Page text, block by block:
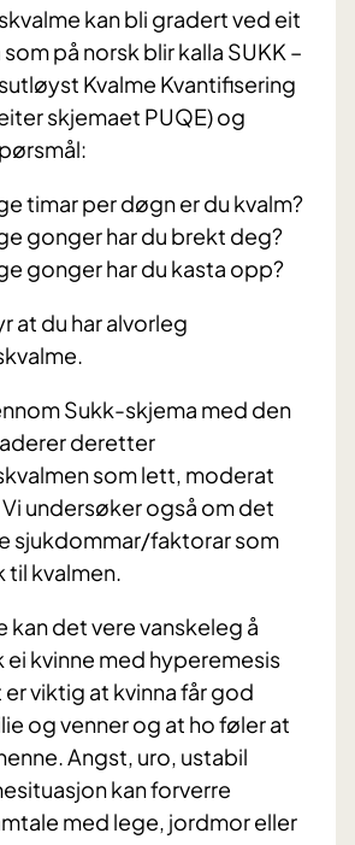
kan bli gradert ved eit
på norsk blir kalla SUKK –
Kvalme Kvantifisering
skjemaet PUQE) og
timar per døgn er du kvalm?
gonger har du brekt deg?
gonger har du kasta opp?
at du har alvorleg
Sukk-skjema med den
deretter
som lett, moderat
undersøker også om det
sjukdommar/faktorar som
til kvalmen.
kan det vere vanskeleg å
ei kvinne med hyperemesis
viktig at kvinna får god
og venner og at ho føler at
Angst, uro, ustabil
kan forverre
med lege, jordmor eller